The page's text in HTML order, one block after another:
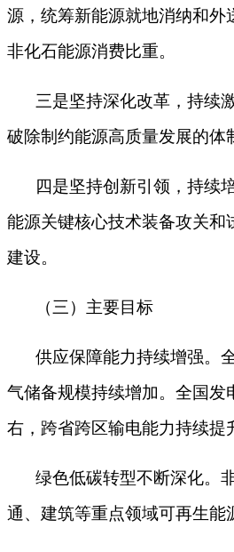
源，统筹新能源就地消纳和
非化石能源消费比重。
三是坚持深化改革，持续
破除制约能源高质量发展的
四是坚持创新引领，持续
能源关键核心技术装备攻关
建设。
（三）主要目标
供应保障能力持续增强。
气储备规模持续增加。全国发
右，跨省跨区输电能力持续提
绿色低碳转型不断深化。
通、建筑等重点领域可再生